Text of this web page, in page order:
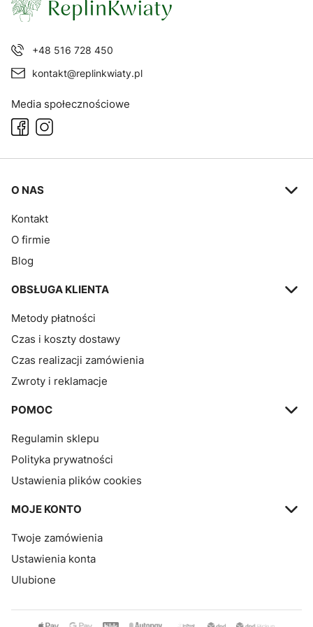
+48 516 728 450
kontakt@replinkwiaty.pl
Media społecznościowe
Linki w stopce
O NAS
Kontakt
O firmie
Blog
OBSŁUGA KLIENTA
Metody płatności
Czas i koszty dostawy
Czas realizacji zamówienia
Zwroty i reklamacje
POMOC
Regulamin sklepu
Polityka prywatności
Ustawienia plików cookies
MOJE KONTO
Twoje zamówienia
Ustawienia konta
Ulubione